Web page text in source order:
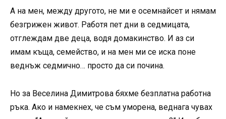
А на мен, между другото, не ми е осемнайсет и нямам
безгрижен живот. Работя пет дни в седмицата,
отглеждам две деца, водя домакинство. И аз си
имам къща, семейство, и на мен ми се иска поне
веднъж седмично… просто да си почина.
Но за Веселина Димитрова бяхме безплатна работна
ръка. Ако и намекнех, че съм уморена, веднага чувах